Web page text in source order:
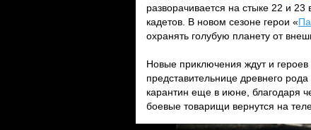
разворачивается на стыке 22 и
кадетов. В новом сезоне герои «
охранять голубую планету от
Новые приключения ждут и героев
представительнице древнего
карантин еще в июне, благодаря
боевые товарищи вернутся на